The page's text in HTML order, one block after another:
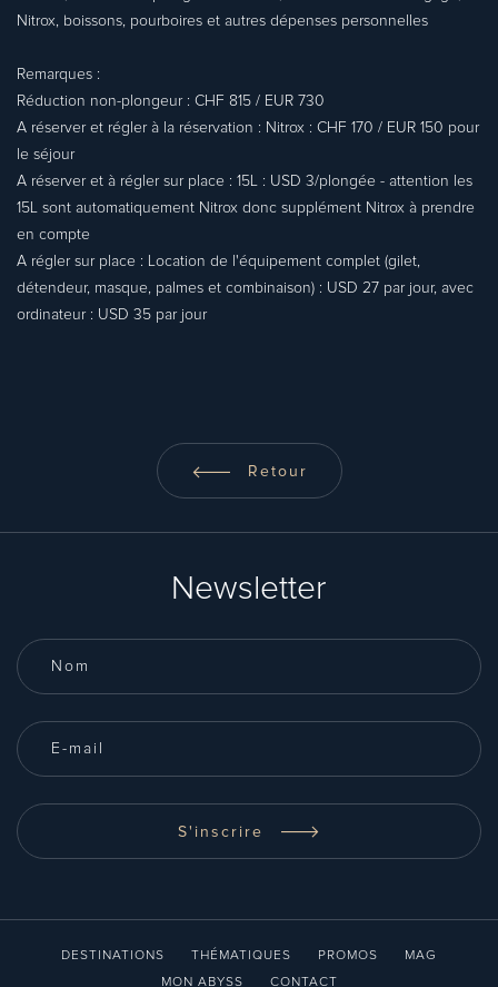
Nitrox, boissons, pourboires et autres dépenses personnelles
Remarques :
Réduction non-plongeur : CHF 815 / EUR 730
A réserver et régler à la réservation : Nitrox : CHF 170 / EUR 150 pour
le séjour
A réserver et à régler sur place : 15L : USD 3/plongée - attention les
15L sont automatiquement Nitrox donc supplément Nitrox à prendre
en compte
A régler sur place : Location de l'équipement complet (gilet,
détendeur, masque, palmes et combinaison) : USD 27 par jour, avec
ordinateur : USD 35 par jour
Retour
Newsletter
S'inscrire
DESTINATIONS THÉMATIQUES PROMOS
MAG
MON ABYSS
CONTACT